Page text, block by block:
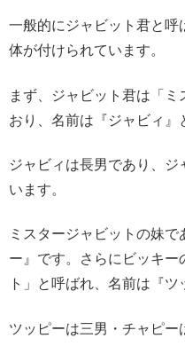
一般的にジャビット君と
体が付けられています。
まず、ジャビット君は「
おり、名前は『ジャビィ』
ジャビィは長男であり、
います。
ミスタージャビットの妹
ー』です。さらにビッキー
ト」と呼ばれ、名前は『ツ
ツッピーは三男・チャピー